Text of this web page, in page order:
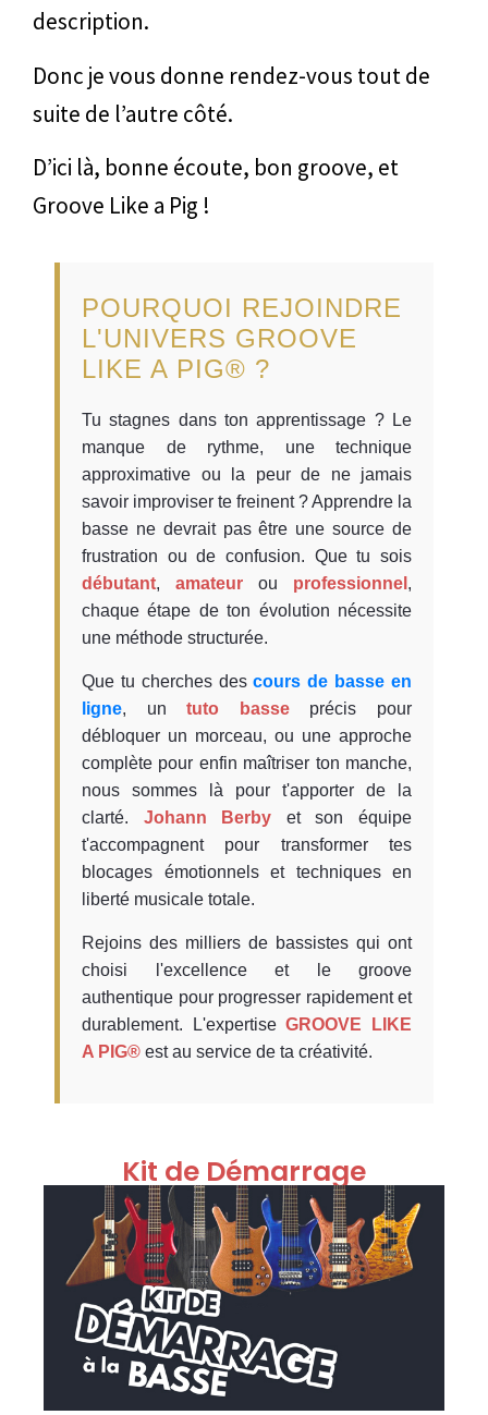
description.
Donc je vous donne rendez-vous tout de
suite de l’autre côté.
D’ici là, bonne écoute, bon groove, et
Groove Like a Pig !
POURQUOI REJOINDRE
L'UNIVERS GROOVE
LIKE A PIG® ?
Tu stagnes dans ton apprentissage ? Le
manque de rythme, une technique
approximative ou la peur de ne jamais
savoir improviser te freinent ? Apprendre la
basse ne devrait pas être une source de
frustration ou de confusion. Que tu sois
débutant, amateur ou professionnel ,
chaque étape de ton évolution nécessite
une méthode structurée.
Que tu cherches descours de basse en
ligne, untuto basseprécis pour
débloquer un morceau, ou une approche
complète pour enfin maîtriser ton manche,
nous sommes là pour t'apporter de la
clarté. Johann Berby et son équipe
t'accompagnent pour transformer tes
blocages émotionnels et techniques en
liberté musicale totale.
Rejoins des milliers de bassistes qui ont
choisi l'excellence et le groove
authentique pour progresser rapidement et
durablement. L'expertiseGROOVE LIKE
A PIG® est au service de ta créativité.
Kit de Démarrage